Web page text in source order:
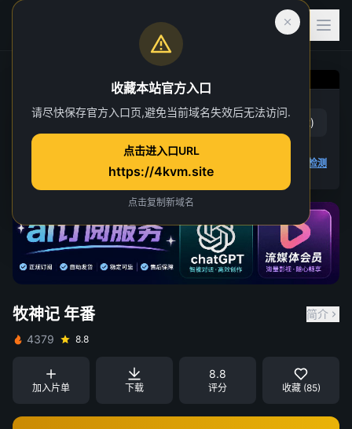
牧神记 年番
第 38 集
赞( 13 ) 踩 12)
播放检测
牧神记 年番
简介
4379
8.8
加入片单 下载
8.8
评分 收藏 (85)
收藏本站官方入口
请尽快保存官方入口页,避免当前域名失效后无法访问.
点击进入口URL
https://4kvm.site
点击复制新域名